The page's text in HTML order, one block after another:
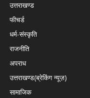
उत्तराखण्ड
फीचर्ड
धर्म-संस्कृति
राजनीति
अपराध
उत्तराखण्ड(ब्रेकिंग न्यूज़)
सामाजिक